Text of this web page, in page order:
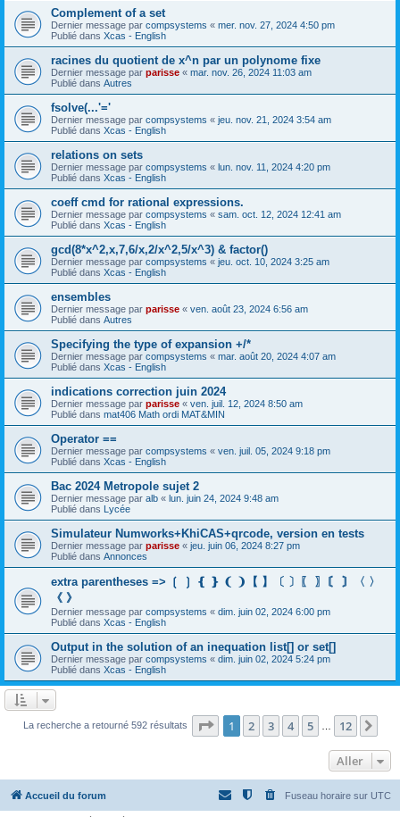
Complement of a set
Dernier message par compsystems « mer. nov. 27, 2024 4:50 pm
Publié dans Xcas - English
racines du quotient de x^n par un polynome fixe
Dernier message par parisse « mar. nov. 26, 2024 11:03 am
Publié dans Autres
fsolve(...'='
Dernier message par compsystems « jeu. nov. 21, 2024 3:54 am
Publié dans Xcas - English
relations on sets
Dernier message par compsystems « lun. nov. 11, 2024 4:20 pm
Publié dans Xcas - English
coeff cmd for rational expressions.
Dernier message par compsystems « sam. oct. 12, 2024 12:41 am
Publié dans Xcas - English
gcd(8*x^2,x,7,6/x,2/x^2,5/x^3) & factor()
Dernier message par compsystems « jeu. oct. 10, 2024 3:25 am
Publié dans Xcas - English
ensembles
Dernier message par parisse « ven. août 23, 2024 6:56 am
Publié dans Autres
Specifying the type of expansion +/*
Dernier message par compsystems « mar. août 20, 2024 4:07 am
Publié dans Xcas - English
indications correction juin 2024
Dernier message par parisse « ven. juil. 12, 2024 8:50 am
Publié dans mat406 Math ordi MAT&MIN
Operator ==
Dernier message par compsystems « ven. juil. 05, 2024 9:18 pm
Publié dans Xcas - English
Bac 2024 Metropole sujet 2
Dernier message par alb « lun. juin 24, 2024 9:48 am
Publié dans Lycée
Simulateur Numworks+KhiCAS+qrcode, version en tests
Dernier message par parisse « jeu. juin 06, 2024 8:27 pm
Publié dans Annonces
extra parentheses => ❲ ❳ ❴ ❵ ❨ ❩【 】〔 〕〖 〗〘 〙〈 〉
《 》
Dernier message par compsystems « dim. juin 02, 2024 6:00 pm
Publié dans Xcas - English
Output in the solution of an inequation list[] or set[]
Dernier message par compsystems « dim. juin 02, 2024 5:24 pm
Publié dans Xcas - English
La recherche a retourné 592 résultats Page 1sur12
1 2 3 4 5 12
Aller
Accueil du forum Fuseau horaire sur UTC